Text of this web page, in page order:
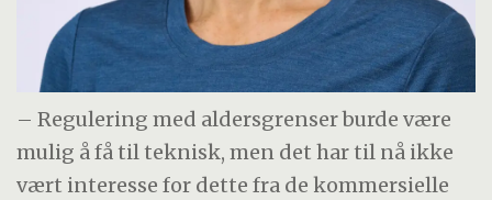
– Regulering med aldersgrenser burde være
mulig å få til teknisk, men det har til nå ikke
vært interesse for dette fra de kommersielle